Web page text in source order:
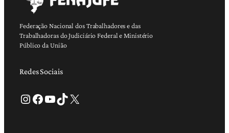
Federação Nacional dos Trabalhadores e das
Trabalhadoras do Judiciário Federal e Ministério
Público da União
Redes Sociais
Instagram Facebook Youtube TikTok X